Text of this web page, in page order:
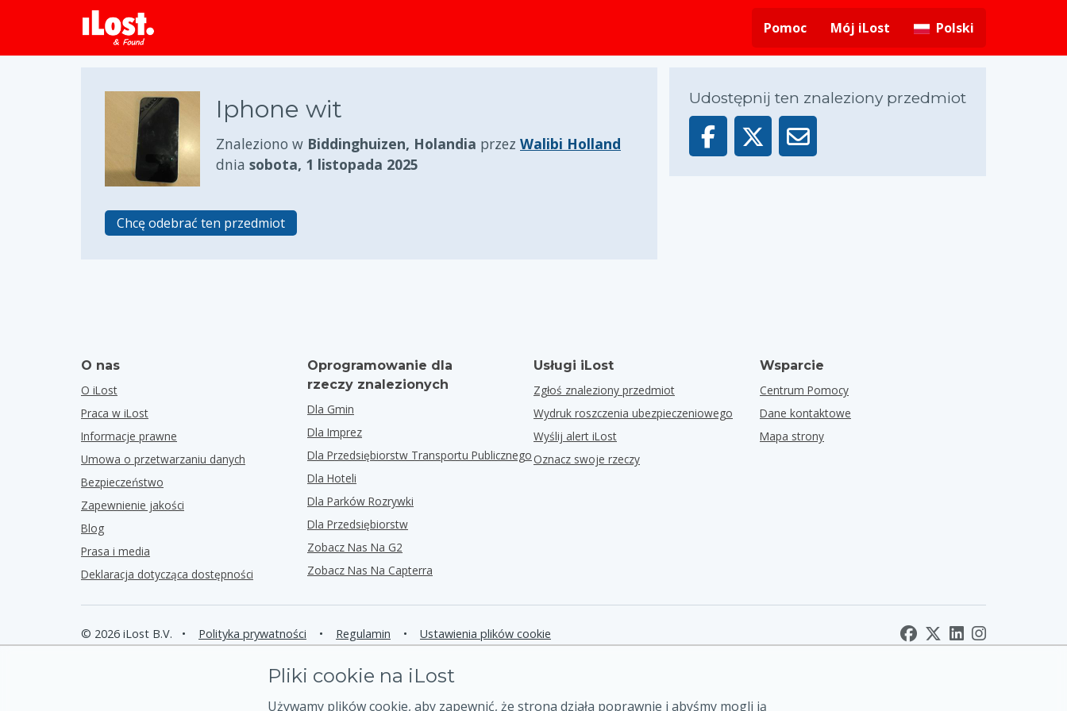
Pomoc
Mój iLost Polski
Iphone wit
Znaleziono w Biddinghuizen, Holandia przez Walibi Holland
dnia sobota, 1 listopada 2025
Chcę odebrać ten przedmiot
Udostępnij ten znaleziony przedmiot
O nas
O iLost
Praca w iLost
Informacje prawne
Umowa o przetwarzaniu danych
Bezpieczeństwo
Zapewnienie jakości
Blog
Prasa i media
Deklaracja dotycząca dostępności
Oprogramowanie dla
rzeczy znalezionych
Dla Gmin
Dla Imprez
Dla Przedsiębiorstw Transportu Publicznego
Dla Hoteli
Dla Parków Rozrywki
Dla Przedsiębiorstw
Zobacz Nas Na G2
Zobacz Nas Na Capterra
Usługi iLost
Zgłoś znaleziony przedmiot
Wydruk roszczenia ubezpieczeniowego
Wyślij alert iLost
Oznacz swoje rzeczy
Wsparcie
Centrum Pomocy
Dane kontaktowe
Mapa strony
© 2026 iLost B.V. • Polityka prywatności • Regulamin • Ustawienia plików cookie
Pliki cookie na iLost
Używamy plików cookie, aby zapewnić, że strona działa poprawnie i abyśmy mogli ją